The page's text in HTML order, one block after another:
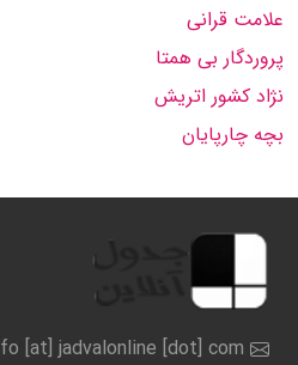
علامت قرانی
پروردگار بی همتا
نژاد کشور اتریش
بچه چارپایان
[at] jadvalonline [dot] com